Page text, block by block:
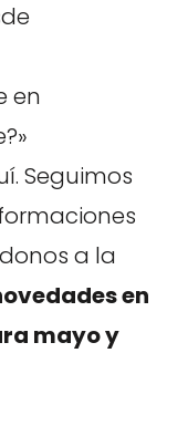
en
Seguimos
a la
en
mayo y